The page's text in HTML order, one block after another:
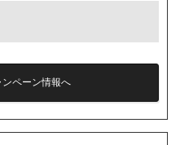
ンペーン情報へ